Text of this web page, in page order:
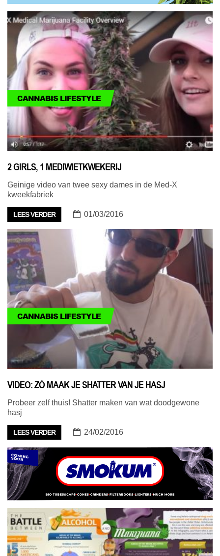
CANNABIS LIFESTYLE
2 GIRLS, 1 MEDIWIETKWEKERIJ
Geinige video van twee sexy dames in de Med-X
kweekfabriek
LEES VERDER 01/03/2016
CANNABIS LIFESTYLE
VIDEO: ZÓ MAAK JE SHATTER VAN JE HASJ
Probeer zelf thuis! Shatter maken van wat doodgewone
hasj
LEES VERDER 24/02/2016